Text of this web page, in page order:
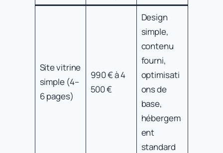
Site vitrine
simple (4–
6 pages)
990 € à 4
500 €
Design
simple,
contenu
fourni,
optimisati
ons de
base,
hébergem
ent
standard